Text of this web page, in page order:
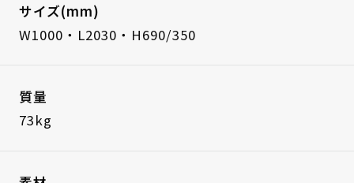
サイズ(mm)
W1000・L2030・H690/350
質量
73kg